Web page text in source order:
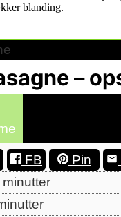
blanding.
–
FB Pin
minutter
minutter